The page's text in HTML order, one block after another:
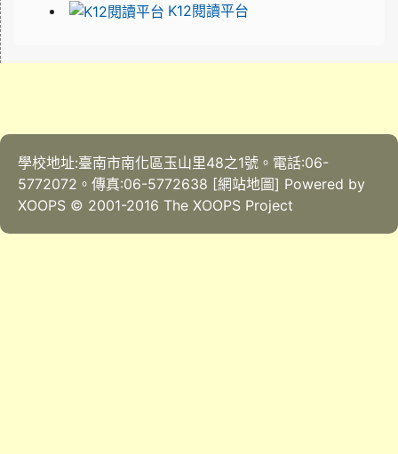
K12閱讀平台
學校地址:臺南市南化區玉山里48之1號。電話:06-
5772072。傳真:06-5772638 [網站地圖] Powered by
XOOPS © 2001-2016 The XOOPS Project